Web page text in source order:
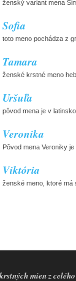
ženský variant mena
Sofia
toto meno pochádza z
Tamara
ženské krstné meno
Uršuľa
pôvod mena je v
Veronika
Pôvod mena Veroniky
Viktória
ženské meno, ktoré má
mien z